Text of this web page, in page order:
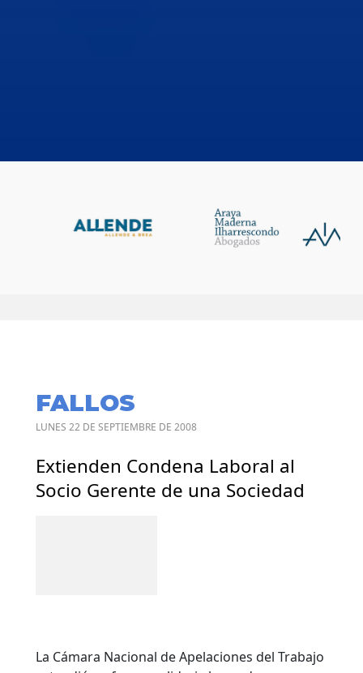
FALLOS
LUNES 22 DE SEPTIEMBRE DE 2008
Extienden Condena Laboral al
Socio Gerente de una Sociedad
La Cámara Nacional de Apelaciones del Trabajo